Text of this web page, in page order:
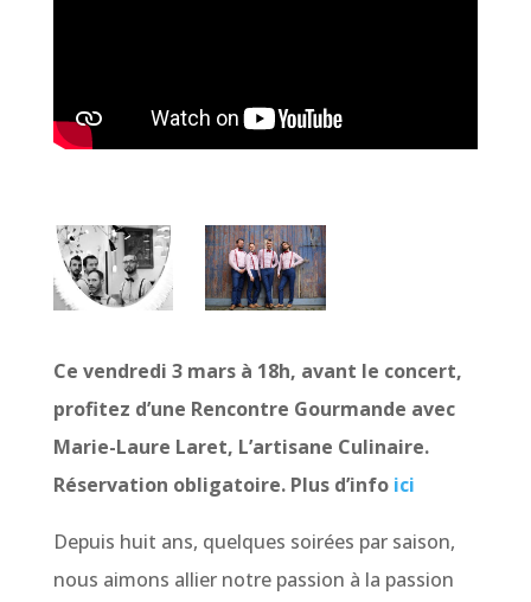
Ce vendredi 3 mars à 18h, avant le concert,
profitez d’une Rencontre Gourmande avec
Marie-Laure Laret, L’artisane Culinaire.
Réservation obligatoire. Plus d’info ici
Depuis huit ans, quelques soirées par saison,
nous aimons allier notre passion à la passion